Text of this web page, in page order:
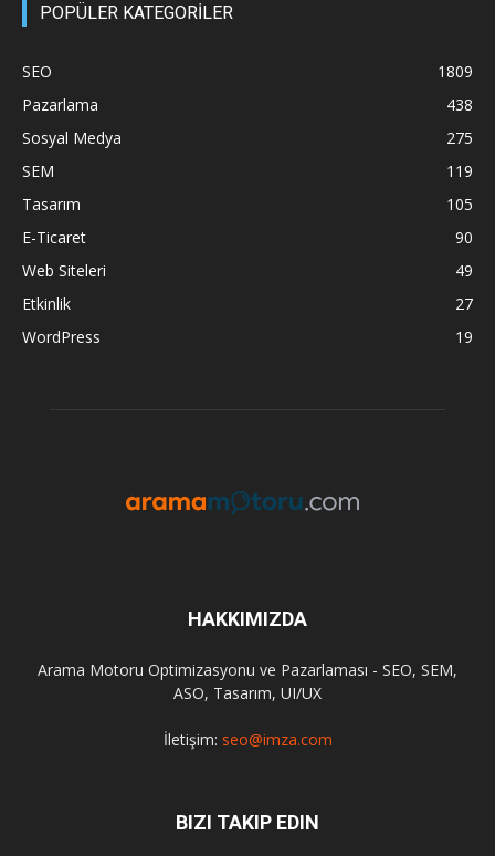
POPÜLER KATEGORİLER
SEO
1809
Pazarlama
438
Sosyal Medya
275
SEM
119
Tasarım
105
E-Ticaret
90
Web Siteleri
49
Etkinlik
27
WordPress
19
HAKKIMIZDA
Arama Motoru Optimizasyonu ve Pazarlaması - SEO, SEM,
ASO, Tasarım, UI/UX
İletişim: seo@imza.com
BIZI TAKIP EDIN